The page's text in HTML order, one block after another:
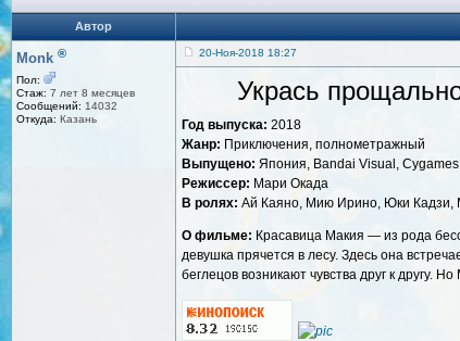
Автор
Monk ®
Пол:
Стаж: 7 лет 8 месяцев
Сообщений: 14032
Откуда: Казань
20-Ноя-2018 18:27
Укрась
Год выпуска: 2018
Жанр: Приключения, полнометражный
Выпущено: Япония, Bandai Visual,
Режиссер: Мари Окада
В ролях: Ай Каяно, Мию Ирино, Юки Кадзи,
О фильме: Красавица Макия — из рода
девушка прячется в лесу. Здесь она
беглецов возникают чувства друг к другу.